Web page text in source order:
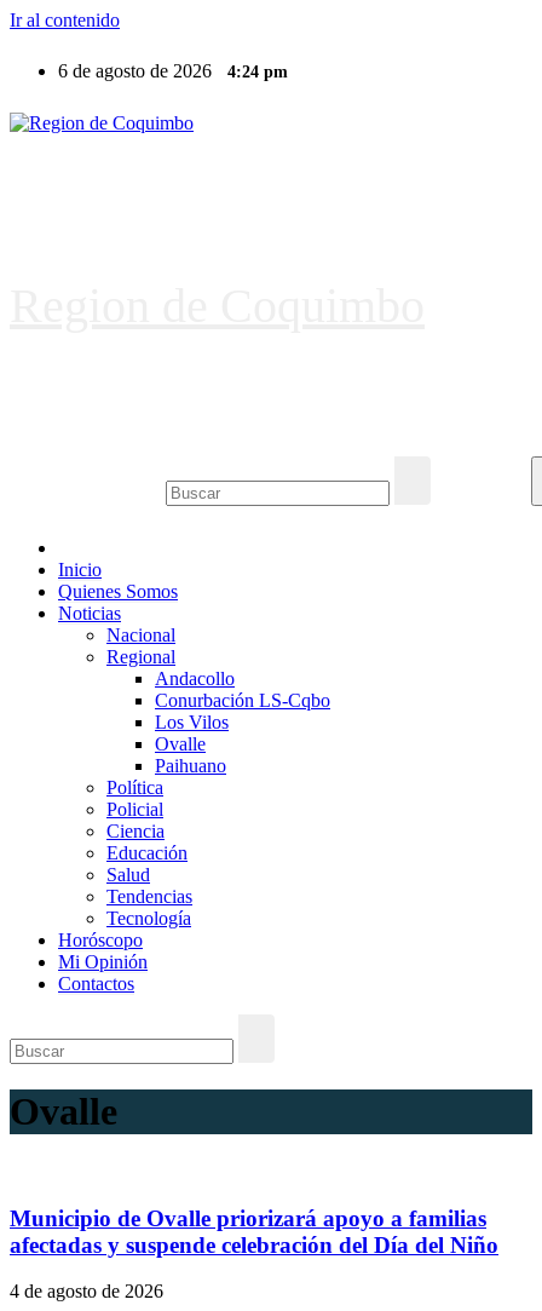
Ir al contenido
6 de agosto de 2026 4:24 pm
Inicio
Quienes Somos
Noticias
Nacional
Regional
Andacollo
Conurbación LS-Cqbo
Los Vilos
Ovalle
Paihuano
Política
Policial
Ciencia
Educación
Salud
Tendencias
Tecnología
Horóscopo
Mi Opinión
Contactos
Ovalle
Municipio de Ovalle priorizará apoyo a familias
afectadas y suspende celebración del Día del Niño
4 de agosto de 2026